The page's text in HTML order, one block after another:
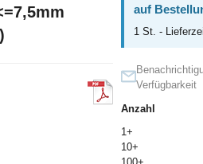
auf
1 St. -
Verfügbarkeit
Anzahl
1+
10+